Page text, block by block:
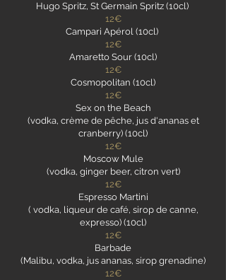
Hugo Spritz, St Germain Spritz (10cl)
12€
Campari Apérol (10cl)
12€
Amaretto Sour (10cl)
12€
Cosmopolitan (10cl)
12€
Sex on the Beach
(vodka, crème de pêche, jus d'ananas et
cranberry) (10cl)
12€
Moscow Mule
(vodka, ginger beer, citron vert)
12€
Espresso Martini
( vodka, liqueur de café, sirop de canne,
expresso) (10cl)
12€
Barbade
(Malibu, vodka, jus ananas, sirop grenadine)
12€